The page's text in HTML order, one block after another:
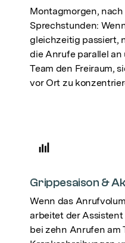
Montagmorgen,
Sprechstunden:
gleichzeitig passiert,
die Anrufe parallel
Team den Freiraum,
vor Ort zu
Grippesaison &
Wenn das
arbeitet der
bei zehn Anrufen am